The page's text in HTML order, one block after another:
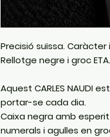
Precisió suïssa.
Rellotge negre i groc ETA.
Aquest CARLES NAUDI
portar-se cada dia.
Caixa negra amb
numerals i agulles en